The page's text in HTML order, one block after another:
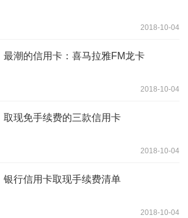
2018-10-04
最潮的信用卡：喜马拉雅FM龙卡
2018-10-04
取现免手续费的三款信用卡
2018-10-04
银行信用卡取现手续费清单
2018-10-04